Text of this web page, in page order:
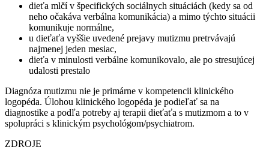
dieťa mlčí v špecifických sociálnych situáciách (kedy sa od
neho očakáva verbálna komunikácia) a mimo týchto situácii
komunikuje normálne,
u dieťaťa vyššie uvedené prejavy mutizmu pretrvávajú
najmenej jeden mesiac,
dieťa v minulosti verbálne komunikovalo, ale po stresujúcej
udalosti prestalo
Diagnóza mutizmu nie je primárne v kompetencii klinického
logopéda. Úlohou klinického logopéda je podieľať sa na
diagnostike a podľa potreby aj terapii dieťaťa s mutizmom a to v
spolupráci s klinickým psychológom/psychiatrom.
ZDROJE